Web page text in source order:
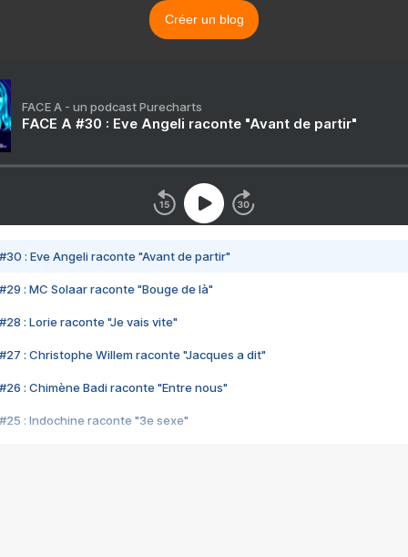
Créer un blog
FACE A - un podcast Purecharts
FACE A #30 : Eve Angeli raconte "Avant de partir"
#30 : Eve Angeli raconte "Avant de partir"
#29 : MC Solaar raconte "Bouge de là"
#28 : Lorie raconte "Je vais vite"
#27 : Christophe Willem raconte "Jacques a dit"
#26 : Chimène Badi raconte "Entre nous"
#25 : Indochine raconte "3e sexe"